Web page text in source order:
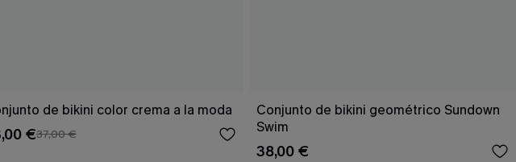
de bikini color crema a la moda
€37,00 €
Conjunto de bikini geométrico Sundown
Swim
38,00 €